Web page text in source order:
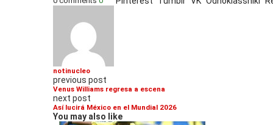
notinucleo
previous post
Venus Williams regresa a escena
next post
Así lucirá México en el Mundial 2026
You may also like